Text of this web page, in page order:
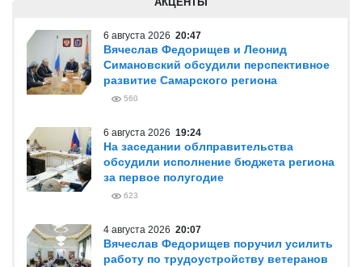
6 августа 2026 20:47
Вячеслав Федорищев и Леонид
Симановский обсудили перспективное
развитие Самарского региона
560
6 августа 2026 19:24
На заседании облправительства
обсудили исполнение бюджета региона
за первое полугодие
623
4 августа 2026 20:07
Вячеслав Федорищев поручил усилить
работу по трудоустройству ветеранов